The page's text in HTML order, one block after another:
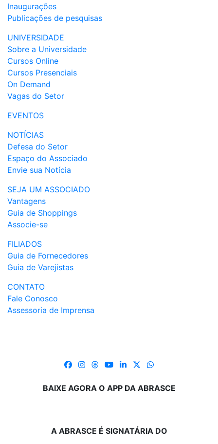
Inaugurações
Publicações de pesquisas
UNIVERSIDADE
Sobre a Universidade
Cursos Online
Cursos Presenciais
On Demand
Vagas do Setor
EVENTOS
NOTÍCIAS
Defesa do Setor
Espaço do Associado
Envie sua Notícia
SEJA UM ASSOCIADO
Vantagens
Guia de Shoppings
Associe-se
FILIADOS
Guia de Fornecedores
Guia de Varejistas
CONTATO
Fale Conosco
Assessoria de Imprensa
BAIXE AGORA O APP DA ABRASCE
A ABRASCE É SIGNATÁRIA DO